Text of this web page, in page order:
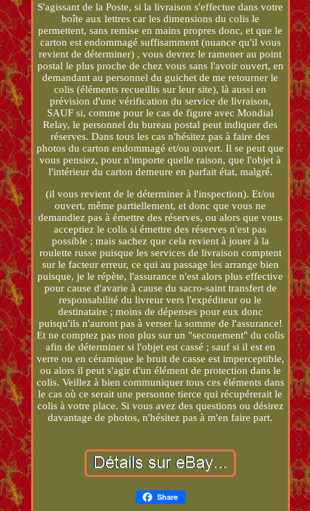
S'agissant de la Poste, si la livraison s'effectue dans votre
boîte aux lettres car les dimensions du colis le
permettent, sans remise en mains propres donc, et que le
carton est endommagé suffisamment (nuance qu'il vous
revient de déterminer) , vous devrez le ramener au point
postal le plus proche de chez vous sans l'avoir ouvert, en
demandant au personnel du guichet de me retourner le
colis (éléments recueillis sur leur site), là aussi en
prévision d'une vérification du service de livraison,
SAUF si, comme pour le cas de figure avec Mondial
Relay, le personnel du bureau postal peut indiquer des
réserves. Dans tous les cas n'hésitez pas à faire des
photos du carton endommagé et/ou ouvert. Il se peut que
vous pensiez, pour n'importe quelle raison, que l'objet à
l'intérieur du carton demeure en parfait état, malgré.
(il vous revient de le déterminer à l'inspection). Et/ou
ouvert, même partiellement, et donc que vous ne
demandiez pas à émettre des réserves, ou alors que vous
acceptiez le colis si émettre des réserves n'est pas
possible ; mais sachez que cela revient à jouer à la
roulette russe puisque les services de livraison comptent
sur le facteur erreur, ce qui au passage les arrange bien
puisque, je le répète, l'assurance n'est alors plus effective
pour cause d'avarie à cause du sacro-saint transfert de
responsabilité du livreur vers l'expéditeur ou le
destinataire ; moins de dépenses pour eux donc
puisqu'ils n'auront pas à verser la somme de l'assurance!
Et ne comptez pas non plus sur un "secouement" du colis
afin de déterminer si l'objet est cassé ; sauf si il est en
verre ou en céramique le bruit de casse est imperceptible,
ou alors il peut s'agir d'un élément de protection dans le
colis. Veillez à bien communiquer tous ces éléments dans
le cas où ce serait une personne tierce qui récupérerait le
colis à votre place. Si vous avez des questions ou désirez
davantage de photos, n'hésitez pas à m'en faire part.
Share